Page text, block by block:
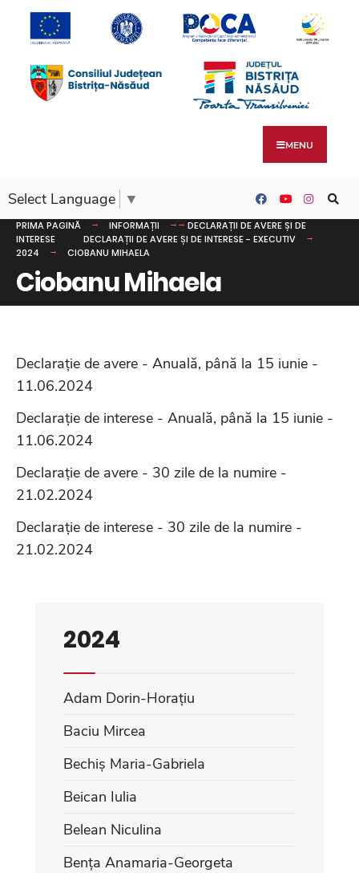
MENU
Select Language ▼
PRIMA PAGINĂ INFORMAȚII
DECLARAȚII DE AVERE ȘI DE
INTERESE
DECLARAȚII DE AVERE ȘI DE INTERESE - EXECUTIV
2024
CIOBANU MIHAELA
Ciobanu Mihaela
Declarație de avere - Anuală, până la 15 iunie -
11.06.2024
Declarație de interese - Anuală, până la 15 iunie -
11.06.2024
Declarație de avere - 30 zile de la numire -
21.02.2024
Declarație de interese - 30 zile de la numire -
21.02.2024
2024
Adam Dorin-Horațiu
Baciu Mircea
Bechiș Maria-Gabriela
Beican Iulia
Belean Niculina
Bența Anamaria-Georgeta